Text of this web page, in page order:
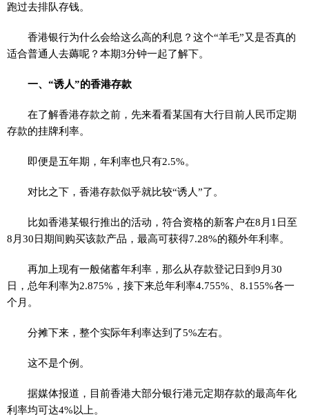
跑过去排队存钱。
香港银行为什么会给这么高的利息？这个“羊毛”又是否真的
适合普通人去薅呢？本期3分钟一起了解下。
一、“诱人”的香港存款
在了解香港存款之前，先来看看某国有大行目前人民币定期
存款的挂牌利率。
即便是五年期，年利率也只有2.5%。
对比之下，香港存款似乎就比较“诱人”了。
比如香港某银行推出的活动，符合资格的新客户在8月1日至
8月30日期间购买该款产品，最高可获得7.28%的额外年利率。
再加上现有一般储蓄年利率，那么从存款登记日到9月30
日，总年利率为2.875%，接下来总年利率4.755%、8.155%各一
个月。
分摊下来，整个实际年利率达到了5%左右。
这不是个例。
据媒体报道，目前香港大部分银行港元定期存款的最高年化
利率均可达4%以上。